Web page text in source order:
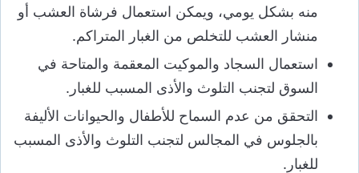
منه بشكل يومي، ويمكن استعمال فرشاة العشب أو
منشار العشب للتخلص من الغبار المتراكم.
استعمال السجاد والموكيت المعقمة والمتاحة في
السوق لتجنب التلوث والأذى المسبب للغبار.
التحقق من عدم السماح للأطفال والحيوانات الأليفة
بالجلوس في المجالس لتجنب التلوث والأذى المسبب
للغبار.